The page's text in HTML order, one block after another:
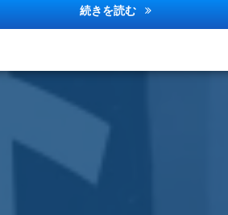
続きを読む 従業員を大切に